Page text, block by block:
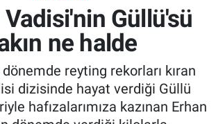
Güllü'sü
ne halde
dönemde reyting rekorları kıran
dizisinde hayat verdiği Güllü
hafızalarımıza kazınan Erhan
Durumu ve Fikstür
Haberleri